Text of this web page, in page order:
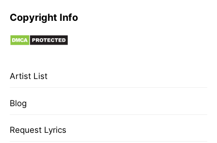
Copyright Info
Artist List
Blog
Request Lyrics